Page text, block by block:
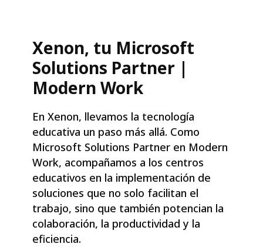
Xenon, tu Microsoft
Solutions Partner |
Modern Work
En Xenon, llevamos la tecnología
educativa un paso más allá. Como
Microsoft Solutions Partner en Modern
Work, acompañamos a los centros
educativos en la implementación de
soluciones que no solo facilitan el
trabajo, sino que también potencian la
colaboración, la productividad y la
eficiencia.